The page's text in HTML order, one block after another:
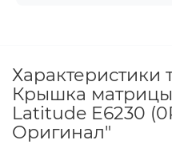
Характеристики
Крышка матрицы
Latitude E6230
Оригинал"